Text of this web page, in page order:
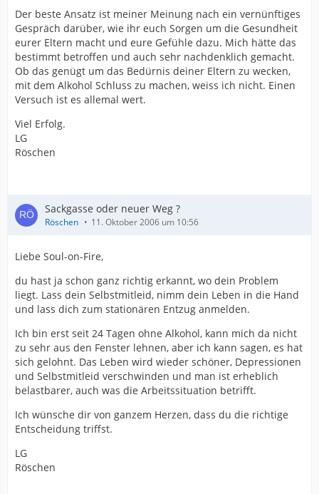
Der beste Ansatz ist meiner Meinung nach ein vernünftiges
Gespräch darüber, wie ihr euch Sorgen um die Gesundheit
eurer Eltern macht und eure Gefühle dazu. Mich hätte das
bestimmt betroffen und auch sehr nachdenklich gemacht.
Ob das genügt um das Bedürnis deiner Eltern zu wecken,
mit dem Alkohol Schluss zu machen, weiss ich nicht. Einen
Versuch ist es allemal wert.
Viel Erfolg.
LG
Röschen
Sackgasse oder neuer Weg ?
Röschen 11. Oktober 2006 um 10:56
Liebe Soul-on-Fire,
du hast ja schon ganz richtig erkannt, wo dein Problem
liegt. Lass dein Selbstmitleid, nimm dein Leben in die Hand
und lass dich zum stationären Entzug anmelden.
Ich bin erst seit 24 Tagen ohne Alkohol, kann mich da nicht
zu sehr aus den Fenster lehnen, aber ich kann sagen, es hat
sich gelohnt. Das Leben wird wieder schöner, Depressionen
und Selbstmitleid verschwinden und man ist erheblich
belastbarer, auch was die Arbeitssituation betrifft.
Ich wünsche dir von ganzem Herzen, dass du die richtige
Entscheidung triffst.
LG
Röschen